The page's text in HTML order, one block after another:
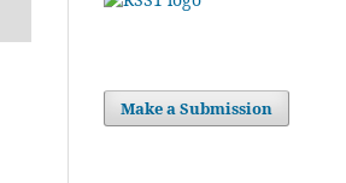
Make a Submission